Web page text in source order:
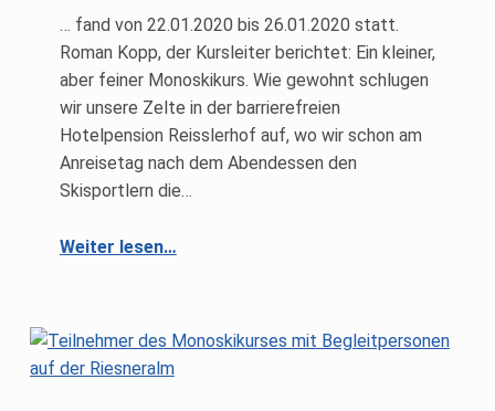
… fand von 22.01.2020 bis 26.01.2020 statt.
Roman Kopp, der Kursleiter berichtet: Ein kleiner,
aber feiner Monoskikurs. Wie gewohnt schlugen
wir unsere Zelte in der barrierefreien
Hotelpension Reisslerhof auf, wo wir schon am
Anreisetag nach dem Abendessen den
Skisportlern die…
Weiter lesen…